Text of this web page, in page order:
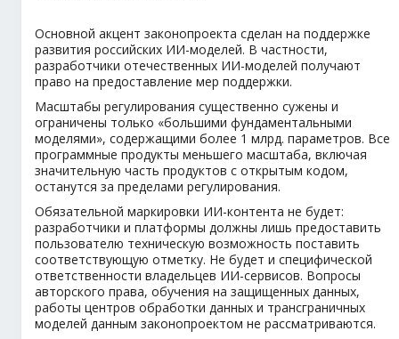
Основной акцент законопроекта сделан на поддержке
развития российских ИИ-моделей. В частности,
разработчики отечественных ИИ-моделей получают
право на предоставление мер поддержки.
Масштабы регулирования существенно сужены и
ограничены только «большими фундаментальными
моделями», содержащими более 1 млрд. параметров. Все
программные продукты меньшего масштаба, включая
значительную часть продуктов с открытым кодом,
останутся за пределами регулирования.
Обязательной маркировки ИИ-контента не будет:
разработчики и платформы должны лишь предоставить
пользователю техническую возможность поставить
соответствующую отметку. Не будет и специфической
ответственности владельцев ИИ-сервисов. Вопросы
авторского права, обучения на защищенных данных,
работы центров обработки данных и трансграничных
моделей данным законопроектом не рассматриваются.